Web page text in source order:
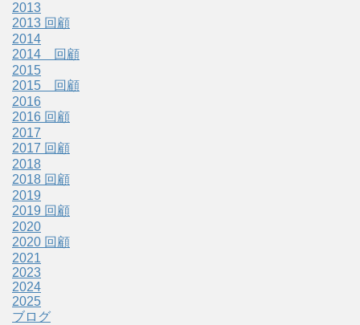
2013
2013 回顧
2014
2014 回顧
2015
2015 回顧
2016
2016 回顧
2017
2017 回顧
2018
2018 回顧
2019
2019 回顧
2020
2020 回顧
2021
2023
2024
2025
ブログ